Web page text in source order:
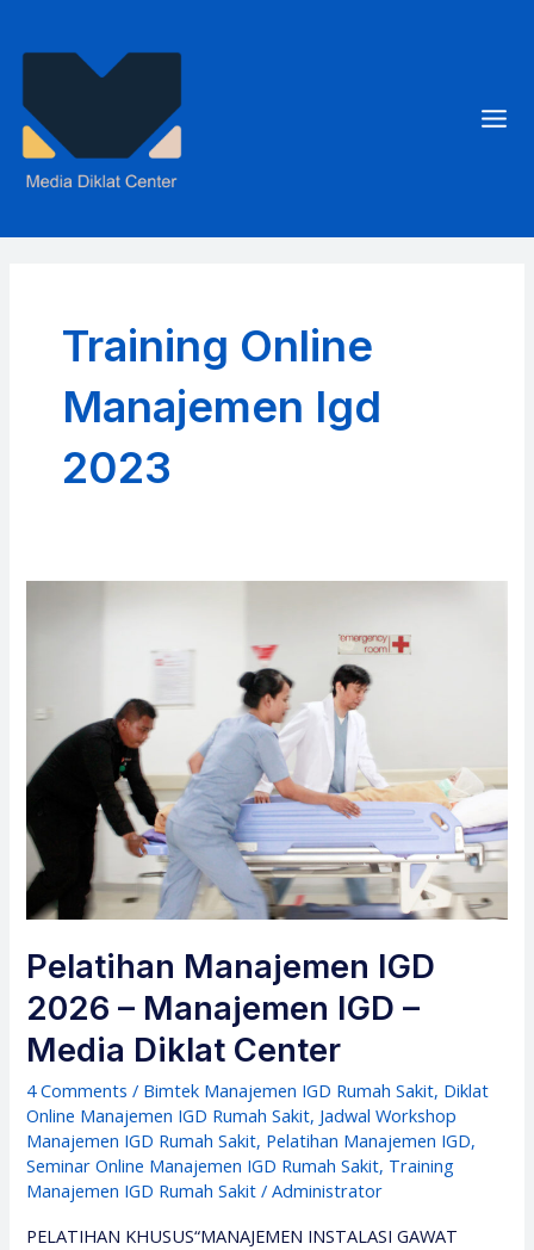
Training Online
Manajemen Igd
2023
Pelatihan Manajemen IGD
2026 – Manajemen IGD –
Media Diklat Center
4 Comments / Bimtek Manajemen IGD Rumah Sakit, Diklat
Online Manajemen IGD Rumah Sakit, Jadwal Workshop
Manajemen IGD Rumah Sakit, Pelatihan Manajemen IGD,
Seminar Online Manajemen IGD Rumah Sakit, Training
Manajemen IGD Rumah Sakit /Administrator
PELATIHAN KHUSUS“MANAJEMEN INSTALASI GAWAT